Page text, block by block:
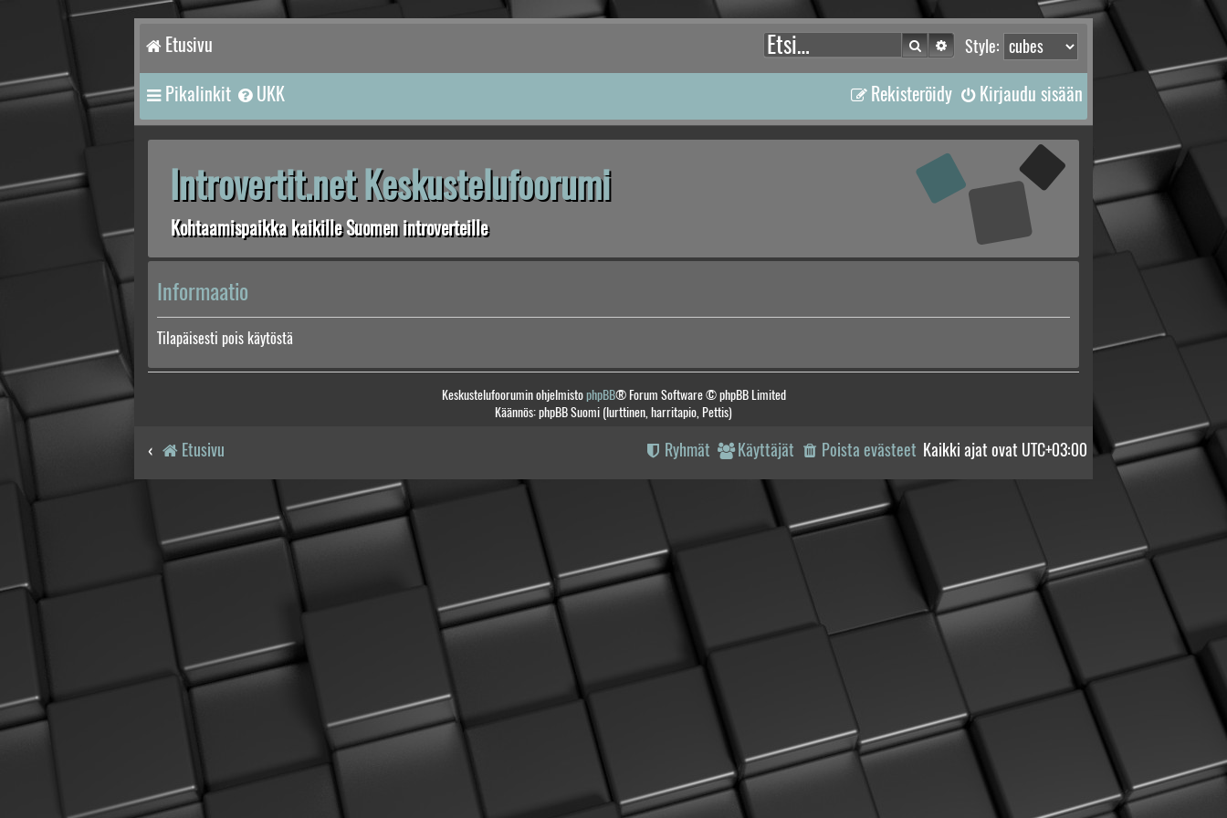
Etusivu Style:
Etsi Tarkennettu haku
Pikalinkit UKK Kirjaudu sisään
Rekisteröidy
Introvertit.net Keskustelufoorumi
Kohtaamispaikka kaikille Suomen introverteille
Informaatio
Tilapäisesti pois käytöstä
Keskustelufoorumin ohjelmistophpBB® Forum Software © phpBB Limited
Käännös: phpBB Suomi (lurttinen, harritapio, Pettis)
Etusivu Kaikki ajat ovat UTC+03:00
Poista evästeet
Käyttäjät
Ryhmät